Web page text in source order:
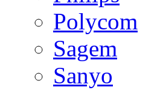
Polycom
Sagem
Sanyo